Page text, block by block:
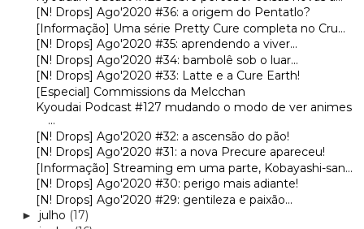
[N! Drops] Ago'2020 #36: a origem do Pentatlo?
[Informação] Uma série Pretty Cure completa no Cru...
[N! Drops] Ago'2020 #35: aprendendo a viver...
[N! Drops] Ago'2020 #34: bambolê sob o luar...
[N! Drops] Ago'2020 #33: Latte e a Cure Earth!
[Especial] Commissions da Melcchan
Kyoudai Podcast #127 mudando o modo de ver animes
...
[N! Drops] Ago'2020 #32: a ascensão do pão!
[N! Drops] Ago'2020 #31: a nova Precure apareceu!
[Informação] Streaming em uma parte, Kobayashi-san...
[N! Drops] Ago'2020 #30: perigo mais adiante!
[N! Drops] Ago'2020 #29: gentileza e paixão...
► julho (17)